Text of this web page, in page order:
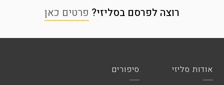
רוצה לפרסם בסליזי? פרטים כאן
אודות סליזי סיפורים